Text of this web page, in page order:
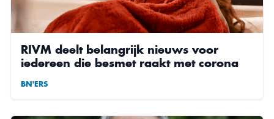
RIVM deelt belangrijk nieuws voor
iedereen die besmet raakt met corona
BN'ERS